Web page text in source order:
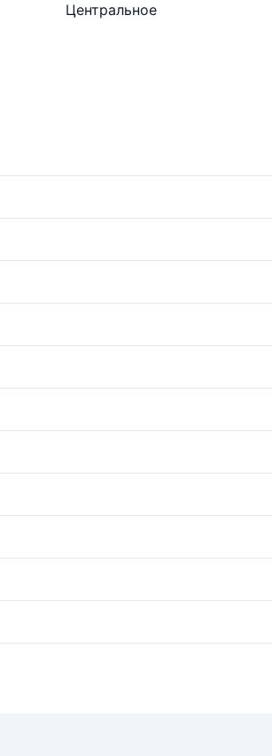
Центральное